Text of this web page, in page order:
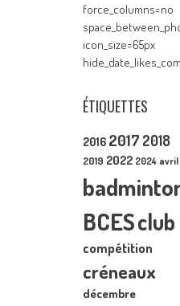
force_columns=no
icon_size=65px
ÉTIQUETTES
2016 2017 2018
2019 2022 2024 avril
BCESclub
compétition
créneaux
décembre